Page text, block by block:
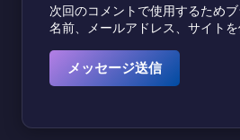
次回のコメントで使用するため
名前、メールアドレス、サイトを